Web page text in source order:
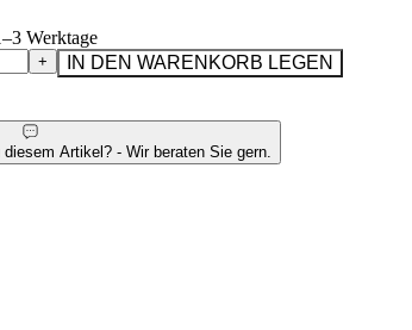
Werktage
+
IN DEN WARENKORB LEGEN
Artikel? - Wir beraten Sie gern.